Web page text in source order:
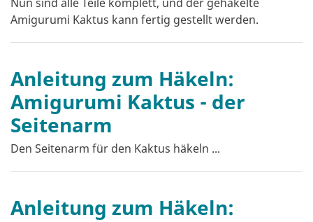
Amigurumi Kaktus kann fertig gestellt werden.
Anleitung zum Häkeln:
Amigurumi Kaktus - der
Seitenarm
Den Seitenarm für den Kaktus häkeln ...
Anleitung zum Häkeln: